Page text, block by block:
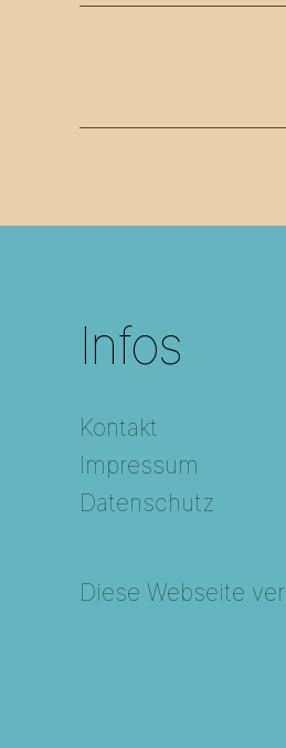
Infos
Kontakt
Impressum
Datenschutz
Diese Webseite